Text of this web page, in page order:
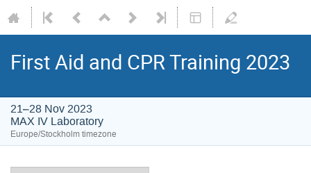
First Aid and CPR Training 2023
21–28 Nov 2023
MAX IV Laboratory
Europe/Stockholm timezone